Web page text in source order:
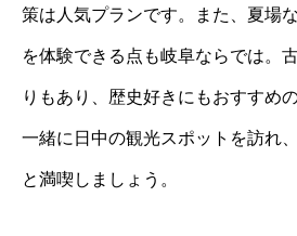
策は人気プランです。また、夏場
を体験できる点も岐阜ならでは。
りもあり、歴史好きにもおすすめ
一緒に日中の観光スポットを訪れ
と満喫しましょう。